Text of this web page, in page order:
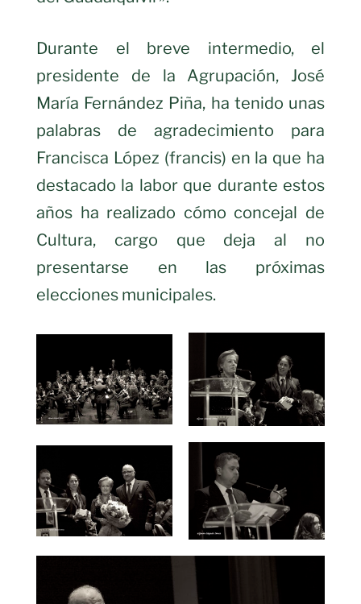
Durante el breve intermedio, el
presidente de la Agrupación, José
María Fernández Piña, ha tenido unas
palabras de agradecimiento para
Francisca López (francis) en la que ha
destacado la labor que durante estos
años ha realizado cómo concejal de
Cultura, cargo que deja al no
presentarse en las próximas
elecciones municipales.